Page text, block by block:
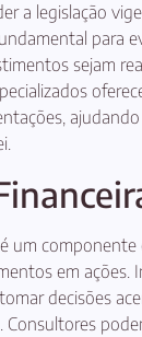
a legislação
para
sejam
um componente
em ações.
decisões
Consultores